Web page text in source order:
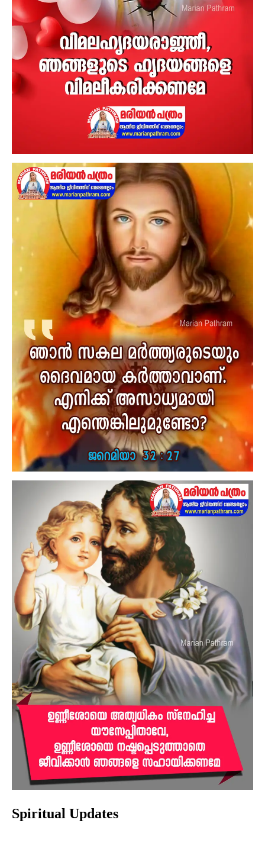
Spiritual Updates